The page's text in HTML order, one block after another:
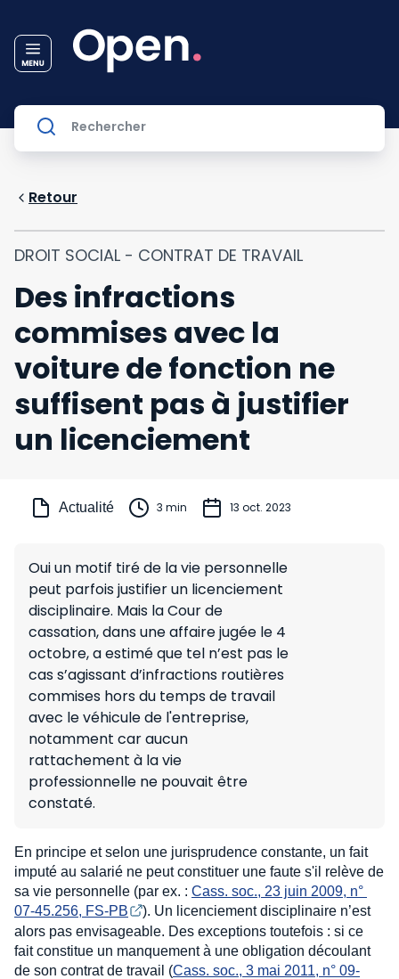
Retour
DROIT SOCIAL - CONTRAT DE TRAVAIL
Des infractions
commises avec la
voiture de fonction ne
suffisent pas à justifier
un licenciement
Actualité 3 min 13 oct. 2023
Oui un motif tiré de la vie personnelle
peut parfois justifier un licenciement
disciplinaire. Mais la Cour de
cassation, dans une affaire jugée le 4
octobre, a estimé que tel n’est pas le
cas s’agissant d’infractions routières
commises hors du temps de travail
avec le véhicule de l'entreprise,
notamment car aucun
rattachement à la vie
professionnelle ne pouvait être
constaté.
En principe et selon une jurisprudence constante, un fait
imputé au salarié ne peut constituer une faute s'il relève de
sa vie personnelle (par ex. : Cass. soc., 23 juin 2009, n°
07-45.256, FS-PB
). Un licenciement disciplinaire n’est
alors pas envisageable. Des exceptions toutefois : si ce
fait constitue un manquement à une obligation découlant
de son contrat de travail (Cass. soc., 3 mai 2011, n° 09-